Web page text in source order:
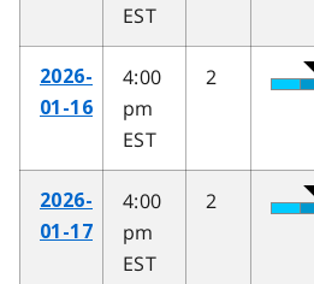
EST
2026-
01-16
4:00
pm
EST
2
2026-
01-17
4:00
pm
EST
2